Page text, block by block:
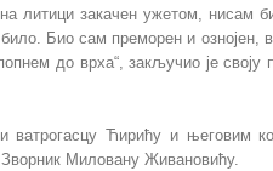
литици закачен ужетом,
Био сам преморен и
до врха“, закључио је
ватрогасцу Ћирићу и његовим
Миловану Живановићу.